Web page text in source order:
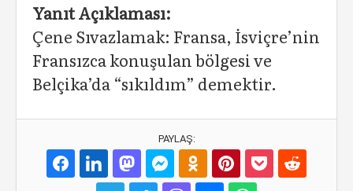
Yanıt Açıklaması:
Çene Sıvazlamak: Fransa, İsviçre’nin
Fransızca konuşulan bölgesi ve
Belçika’da “sıkıldım” demektir.
PAYLAŞ: